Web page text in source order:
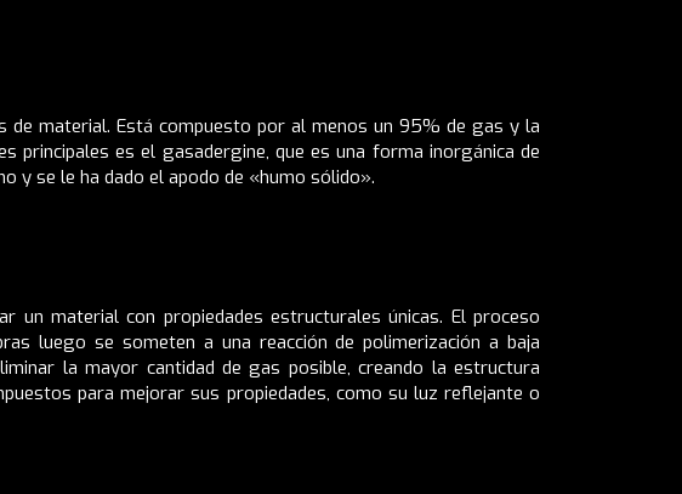
de material. Está compuesto por al menos un 95% de gas y la
principales es el gasadergine, que es una forma inorgánica de
y se le ha dado el apodo de «humo sólido».
un material con propiedades estructurales únicas. El proceso
luego se someten a una reacción de polimerización a baja
la mayor cantidad de gas posible, creando la estructura
para mejorar sus propiedades, como su luz reflejante o